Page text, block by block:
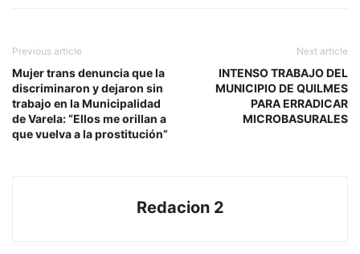
Previous article
Mujer trans denuncia que la
discriminaron y dejaron sin
trabajo en la Municipalidad
de Varela: “Ellos me orillan a
que vuelva a la prostitución”
Next article
INTENSO TRABAJO DEL
MUNICIPIO DE QUILMES
PARA ERRADICAR
MICROBASURALES
Redacion 2